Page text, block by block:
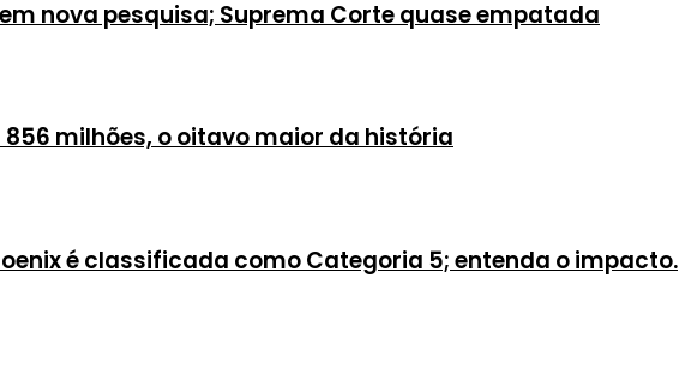
nova pesquisa; Suprema Corte quase empatada
856 milhões, o oitavo maior da história
é classificada como Categoria 5; entenda o impacto.